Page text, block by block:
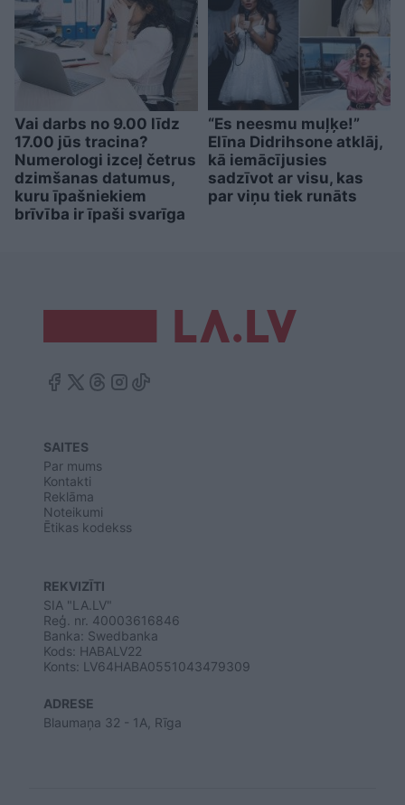
Vai darbs no 9.00 līdz
17.00 jūs tracina?
Numerologi izceļ četrus
dzimšanas datumus,
kuru īpašniekiem
brīvība ir īpaši svarīga
“Es neesmu muļķe!”
Elīna Didrihsone atklāj,
kā iemācījusies
sadzīvot ar visu, kas
par viņu tiek runāts
SAITES
Par mums
Kontakti
Reklāma
Noteikumi
Ētikas kodekss
REKVIZĪTI
SIA "LA.LV"
Reģ. nr. 40003616846
Banka: Swedbanka
Kods: HABALV22
Konts: LV64HABA0551043479309
ADRESE
Blaumaņa 32 - 1A, Rīga